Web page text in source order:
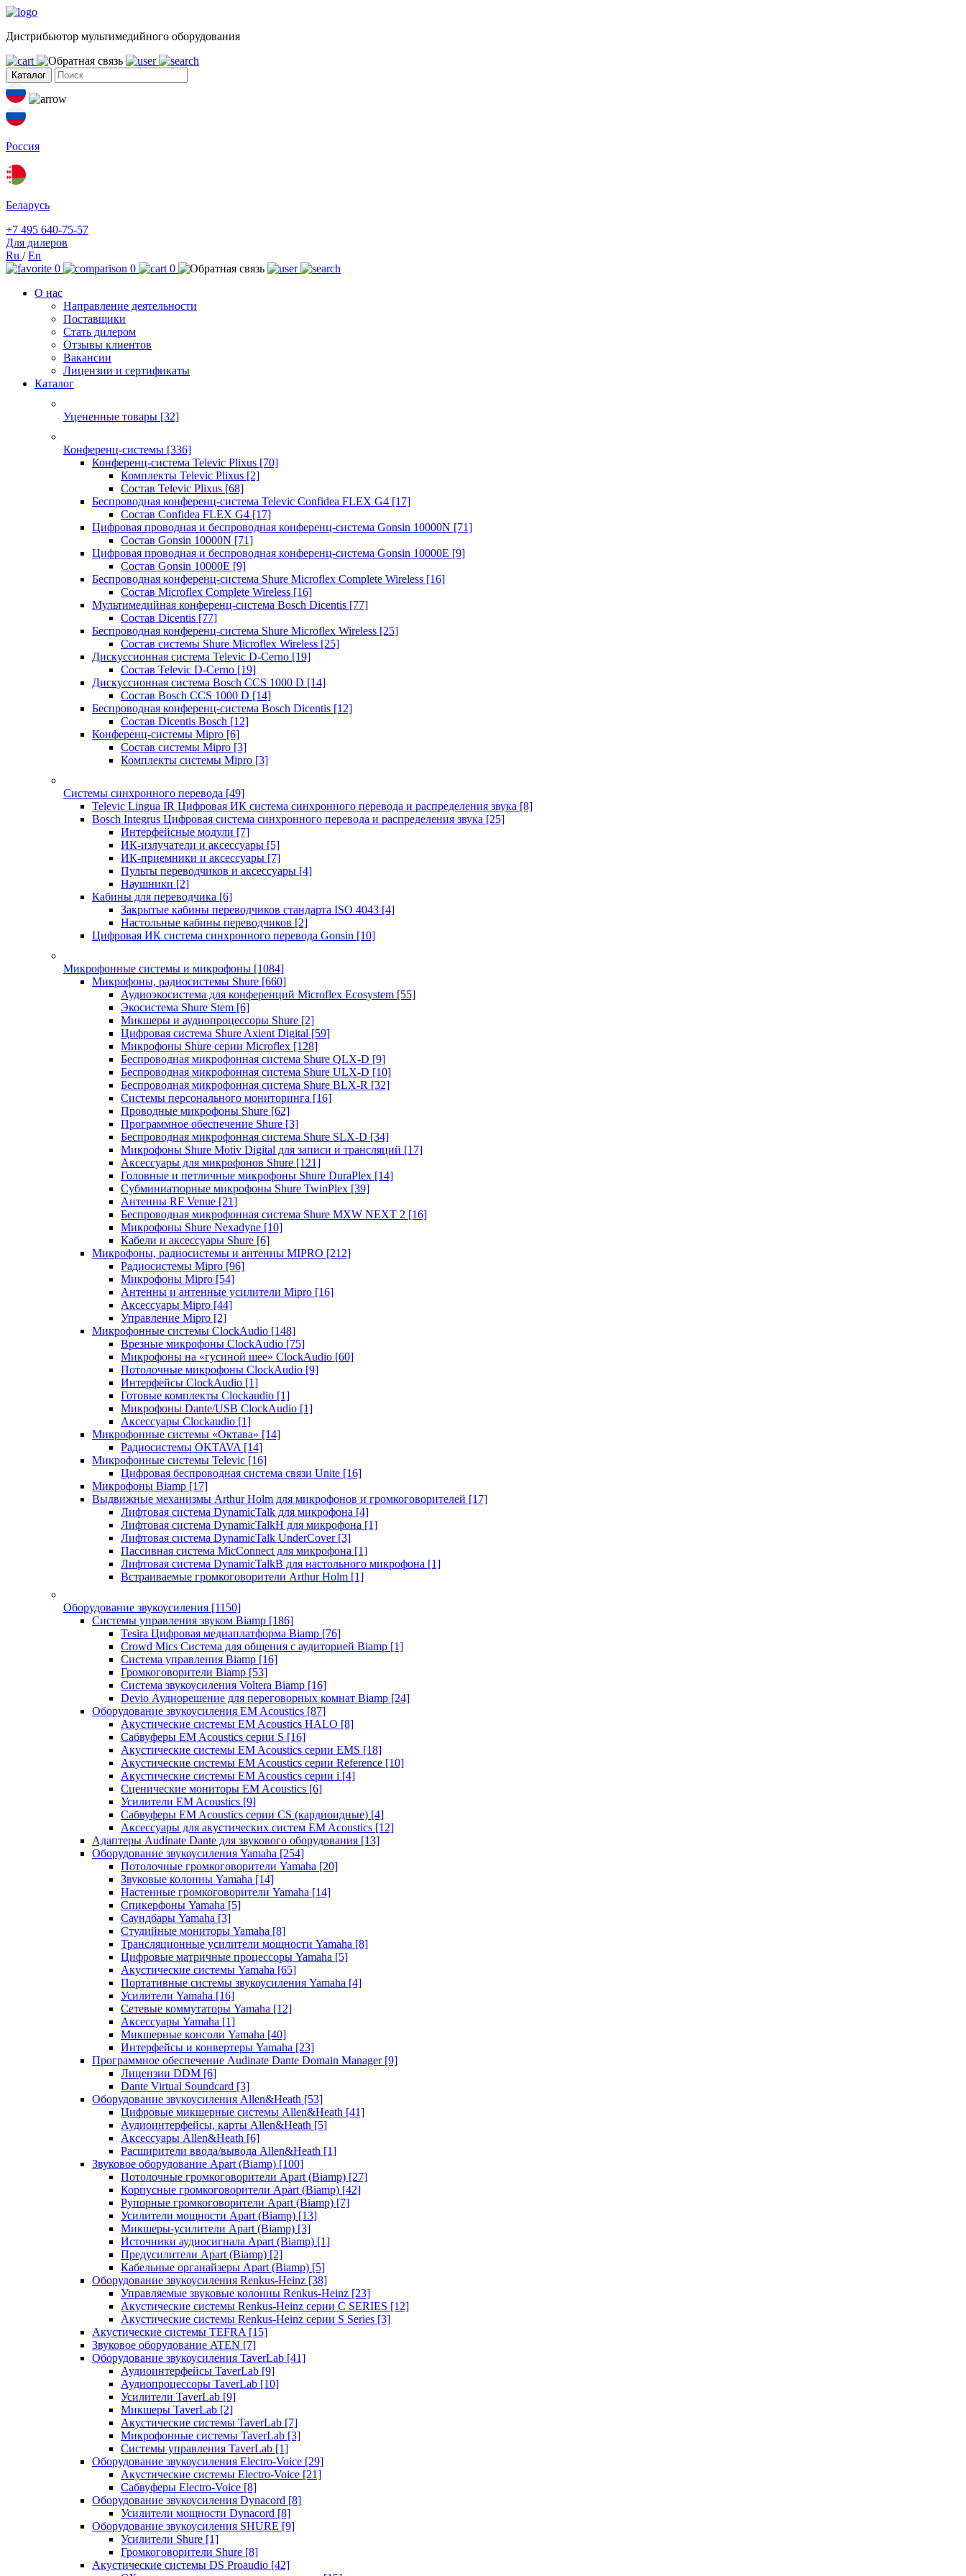
Дистрибьютор мультимедийного оборудования
Каталог
Россия
Беларусь
+7 495 640-75-57
Для дилеров
Ru /En
0
0
0
О нас
Направление деятельности
Поставщики
Стать дилером
Отзывы клиентов
Вакансии
Лицензии и сертификаты
Каталог
Уцененные товары [32]
Конференц-системы [336]
Конференц-система Televic Plixus [70]
Комплекты Televic Plixus [2]
Состав Televic Plixus [68]
Беспроводная конференц-система Televic Confidea FLEX G4 [17]
Состав Confidea FLEX G4 [17]
Цифровая проводная и беспроводная конференц-система Gonsin 10000N [71]
Состав Gonsin 10000N [71]
Цифровая проводная и беспроводная конференц-система Gonsin 10000E [9]
Состав Gonsin 10000E [9]
Беспроводная конференц-система Shure Microflex Complete Wireless [16]
Состав Microflex Complete Wireless [16]
Мультимедийная конференц-система Bosch Dicentis [77]
Состав Dicentis [77]
Беспроводная конференц-система Shure Microflex Wireless [25]
Состав системы Shure Microflex Wireless [25]
Дискуссионная система Televic D-Cerno [19]
Состав Televic D-Cerno [19]
Дискуссионная система Bosch CCS 1000 D [14]
Состав Bosch CCS 1000 D [14]
Беспроводная конференц-система Bosch Dicentis [12]
Состав Dicentis Bosch [12]
Конференц-системы Mipro [6]
Состав системы Mipro [3]
Комплекты системы Mipro [3]
Системы синхронного перевода [49]
Televic Lingua IR Цифровая ИК система синхронного перевода и распределения звука [8]
Bosch Integrus Цифровая система синхронного перевода и распределения звука [25]
Интерфейсные модули [7]
ИК-излучатели и аксессуары [5]
ИК-приемники и аксессуары [7]
Пульты переводчиков и аксессуары [4]
Наушники [2]
Кабины для переводчика [6]
Закрытые кабины переводчиков стандарта ISO 4043 [4]
Настольные кабины переводчиков [2]
Цифровая ИК система синхронного перевода Gonsin [10]
Микрофонные системы и микрофоны [1084]
Микрофоны, радиосистемы Shure [660]
Аудиоэкосистема для конференций Microflex Ecosystem [55]
Экосистема Shure Stem [6]
Микшеры и аудиопроцессоры Shure [2]
Цифровая система Shure Axient Digital [59]
Микрофоны Shure серии Microflex [128]
Беспроводная микрофонная система Shure QLX-D [9]
Беспроводная микрофонная система Shure ULX-D [10]
Беспроводная микрофонная система Shure BLX-R [32]
Системы персонального мониторинга [16]
Проводные микрофоны Shure [62]
Программное обеспечение Shure [3]
Беспроводная микрофонная система Shure SLX-D [34]
Микрофоны Shure Motiv Digital для записи и трансляций [17]
Аксессуары для микрофонов Shure [121]
Головные и петличные микрофоны Shure DuraPlex [14]
Субминиатюрные микрофоны Shure TwinPlex [39]
Антенны RF Venue [21]
Беспроводная микрофонная система Shure MXW NEXT 2 [16]
Микрофоны Shure Nexadyne [10]
Кабели и аксессуары Shure [6]
Микрофоны, радиосистемы и антенны MIPRO [212]
Радиосистемы Mipro [96]
Микрофоны Mipro [54]
Антенны и антенные усилители Mipro [16]
Аксессуары Mipro [44]
Управление Mipro [2]
Микрофонные системы ClockAudio [148]
Врезные микрофоны ClockAudio [75]
Микрофоны на «гусиной шее» ClockAudio [60]
Потолочные микрофоны ClockAudio [9]
Интерфейсы ClockAudio [1]
Готовые комплекты Clockaudio [1]
Микрофоны Dante/USB ClockAudio [1]
Аксессуары Clockaudio [1]
Микрофонные системы «Октава» [14]
Радиосистемы OKTAVA [14]
Микрофонные системы Televic [16]
Цифровая беспроводная система связи Unite [16]
Микрофоны Biamp [17]
Выдвижные механизмы Arthur Holm для микрофонов и громкоговорителей [17]
Лифтовая система DynamicTalk для микрофона [4]
Лифтовая система DynamicTalkH для микрофона [1]
Лифтовая система DynamicTalk UnderCover [3]
Пассивная система MicConnect для микрофона [1]
Лифтовая система DynamicTalkB для настольного микрофона [1]
Встраиваемые громкоговорители Arthur Holm [1]
Оборудование звукоусиления [1150]
Системы управления звуком Biamp [186]
Tesira Цифровая медиаплатформа Biamp [76]
Crowd Mics Система для общения с аудиторией Biamp [1]
Система управления Biamp [16]
Громкоговорители Biamp [53]
Система звукоусиления Voltera Biamp [16]
Devio Аудиорешение для переговорных комнат Biamp [24]
Оборудование звукоусиления EM Acoustics [87]
Акустические системы EM Acoustics HALO [8]
Сабвуферы EM Acoustics серии S [16]
Акустические системы EM Acoustics серии EMS [18]
Акустические системы EM Acoustics серии Reference [10]
Акустические системы EM Acoustics серии i [4]
Сценические мониторы EM Acoustics [6]
Усилители EM Acoustics [9]
Сабвуферы EM Acoustics серии CS (кардиоидные) [4]
Аксессуары для акустических систем EM Acoustics [12]
Адаптеры Audinate Dante для звукового оборудования [13]
Оборудование звукоусиления Yamaha [254]
Потолочные громкоговорители Yamaha [20]
Звуковые колонны Yamaha [14]
Настенные громкоговорители Yamaha [14]
Спикерфоны Yamaha [5]
Саундбары Yamaha [3]
Студийные мониторы Yamaha [8]
Трансляционные усилители мощности Yamaha [8]
Цифровые матричные процессоры Yamaha [5]
Акустические системы Yamaha [65]
Портативные системы звукоусиления Yamaha [4]
Усилители Yamaha [16]
Сетевые коммутаторы Yamaha [12]
Аксессуары Yamaha [1]
Микшерные консоли Yamaha [40]
Интерфейсы и конвертеры Yamaha [23]
Программное обеспечение Audinate Dante Domain Manager [9]
Лицензии DDM [6]
Dante Virtual Soundcard [3]
Оборудование звукоусиления Allen&Heath [53]
Цифровые микшерные системы Allen&Heath [41]
Аудиоинтерфейсы, карты Allen&Heath [5]
Аксессуары Allen&Heath [6]
Расширители ввода/вывода Allen&Heath [1]
Звуковое оборудование Apart (Biamp) [100]
Потолочные громкоговорители Apart (Biamp) [27]
Корпусные громкоговорители Apart (Biamp) [42]
Рупорные громкоговорители Apart (Biamp) [7]
Усилители мощности Apart (Biamp) [13]
Микшеры-усилители Apart (Biamp) [3]
Источники аудиосигнала Apart (Biamp) [1]
Предусилители Apart (Biamp) [2]
Кабельные органайзеры Apart (Biamp) [5]
Оборудование звукоусиления Renkus-Heinz [38]
Управляемые звуковые колонны Renkus-Heinz [23]
Акустические системы Renkus-Heinz серии C SERIES [12]
Акустические системы Renkus-Heinz серии S Series [3]
Акустические системы TEFRA [15]
Звуковое оборудование ATEN [7]
Оборудование звукоусиления TaverLab [41]
Аудиоинтерфейсы TaverLab [9]
Аудиопроцессоры TaverLab [10]
Усилители TaverLab [9]
Микшеры TaverLab [2]
Акустические системы TaverLab [7]
Микрофонные системы TaverLab [3]
Системы управления TaverLab [1]
Оборудование звукоусиления Electro-Voice [29]
Акустические системы Electro-Voice [21]
Сабвуферы Electro-Voice [8]
Оборудование звукоусиления Dynacord [8]
Усилители мощности Dynacord [8]
Оборудование звукоусиления SHURE [9]
Усилители Shure [1]
Громкоговорители Shure [8]
Акустические системы DS Proaudio [42]